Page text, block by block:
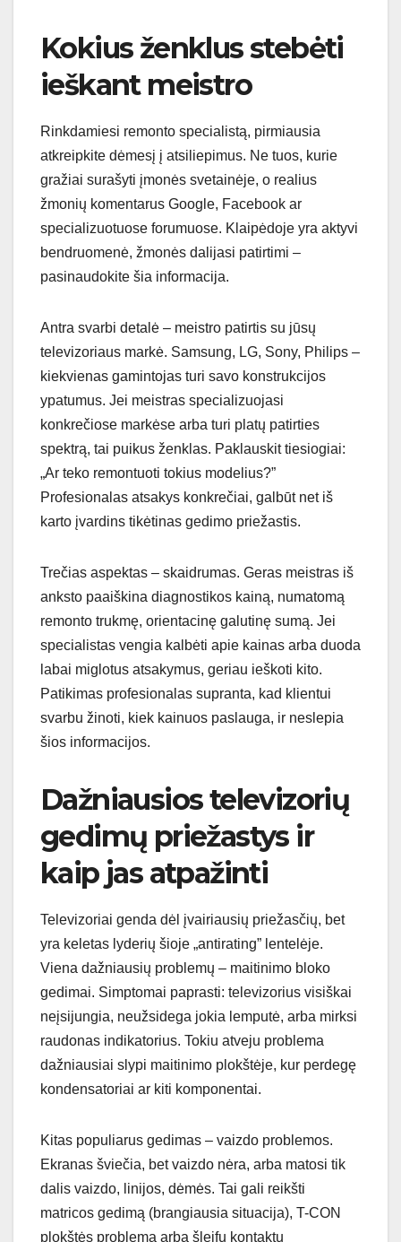
Kokius ženklus stebėti
ieškant meistro
Rinkdamiesi remonto specialistą, pirmiausia
atkreipkite dėmesį į atsiliepimus. Ne tuos, kurie
gražiai surašyti įmonės svetainėje, o realius
žmonių komentarus Google, Facebook ar
specializuotuose forumuose. Klaipėdoje yra aktyvi
bendruomenė, žmonės dalijasi patirtimi –
pasinaudokite šia informacija.
Antra svarbi detalė – meistro patirtis su jūsų
televizoriaus markė. Samsung, LG, Sony, Philips –
kiekvienas gamintojas turi savo konstrukcijos
ypatumus. Jei meistras specializuojasi
konkrečiose markėse arba turi platų patirties
spektrą, tai puikus ženklas. Paklauskit tiesiogiai:
„Ar teko remontuoti tokius modelius?”
Profesionalas atsakys konkrečiai, galbūt net iš
karto įvardins tikėtinas gedimo priežastis.
Trečias aspektas – skaidrumas. Geras meistras iš
anksto paaiškina diagnostikos kainą, numatomą
remonto trukmę, orientacinę galutinę sumą. Jei
specialistas vengia kalbėti apie kainas arba duoda
labai miglotus atsakymus, geriau ieškoti kito.
Patikimas profesionalas supranta, kad klientui
svarbu žinoti, kiek kainuos paslauga, ir neslepia
šios informacijos.
Dažniausios televizorių
gedimų priežastys ir
kaip jas atpažinti
Televizoriai genda dėl įvairiausių priežasčių, bet
yra keletas lyderių šioje „antirating” lentelėje.
Viena dažniausių problemų – maitinimo bloko
gedimai. Simptomai paprasti: televizorius visiškai
neįsijungia, neužsidega jokia lemputė, arba mirksi
raudonas indikatorius. Tokiu atveju problema
dažniausiai slypi maitinimo plokštėje, kur perdegę
kondensatoriai ar kiti komponentai.
Kitas populiarus gedimas – vaizdo problemos.
Ekranas šviečia, bet vaizdo nėra, arba matosi tik
dalis vaizdo, linijos, dėmės. Tai gali reikšti
matricos gedimą (brangiausia situacija), T-CON
plokštės problemą arba šleifų kontaktų